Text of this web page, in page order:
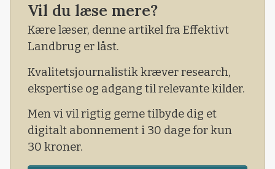
sidste måned til Slesvig-Holsten og Skåne med
deltagelse af organisationsfolk fra både
Bæredygtigt Landbrug og Landbrug &
Lollandsgruppen var involverede i som
medarrangører.Med henvisning til Effektivt
Landbrugs omtale i avisen sidste lørdag har
LA’s ordfører på området, Carsten Bach, bedt
ministeren give sin mening til kende om
Vil du læse mere?
Kære læser, denne artikel fra Effektivt
Landbrug er låst.
Kvalitetsjournalistik kræver research,
ekspertise og adgang til relevante kilder.
Men vi vil rigtig gerne tilbyde dig et
digitalt abonnement i 30 dage for kun
30 kroner.